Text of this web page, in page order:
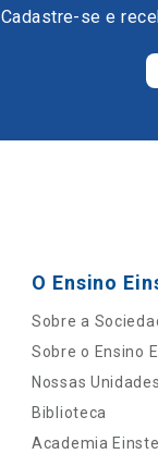
Cadastre-se e
O Ensino
Sobre a
Sobre o Ensino
Nossas Unidades
Biblioteca
Academia